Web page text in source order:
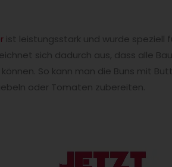
ist leistungsstark und wurde speziell
sich dadurch aus, dass alle
So kann man die Buns mit
oder Tomaten zubereiten.